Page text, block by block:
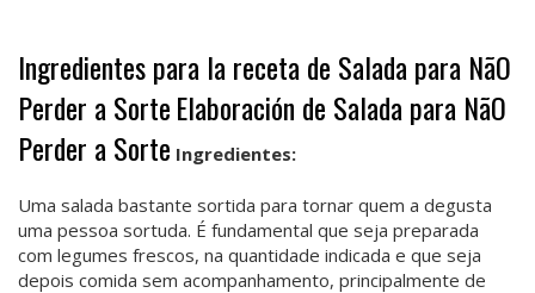
Ingredientes para la receta de Salada para NãO
Perder a SorteElaboración de Salada para NãO
Perder a Sorte Ingredientes:
Uma salada bastante sortida para tornar quem a degusta
uma pessoa sortuda. É fundamental que seja preparada
com legumes frescos, na quantidade indicada e que seja
depois comida sem acompanhamento, principalmente de